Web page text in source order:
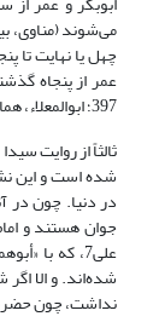
چهل یا نهایت تا
397؛ ابوالمعلاء، همان، 10: 103).
شده است و این
در دنیا. چون
علی7، که با «أبوهما خیر منهما»
شده‌‌اند. و الا
نداشت، چون